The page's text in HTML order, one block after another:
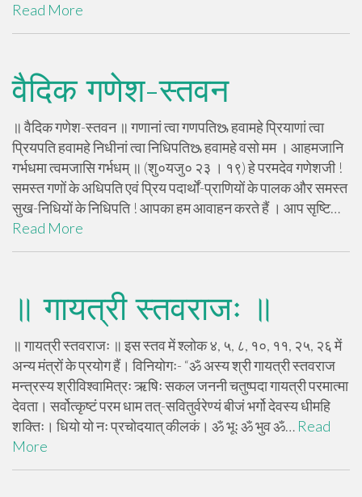
Read More
वैदिक गणेश-स्तवन
॥ वैदिक गणेश-स्तवन ॥ गणानां त्वा गणपतिᳬ हवामहे प्रियाणां त्वा
प्रियपति हवामहे निधीनां त्वा निधिपतिᳬ हवामहे वसो मम । आहमजानि
गर्भधमा त्वमजासि गर्भधम् ॥ (शु०यजु० २३ । १९) हे परमदेव गणेशजी !
समस्त गणों के अधिपति एवं प्रिय पदार्थों-प्राणियों के पालक और समस्त
सुख-निधियों के निधिपति ! आपका हम आवाहन करते हैं । आप सृष्टि…
Read More
॥ गायत्री स्तवराजः ॥
॥ गायत्री स्तवराजः ॥ इस स्तव में श्लोक ४, ५, ८, १०, ११, २५, २६ में
अन्य मंत्रों के प्रयोग हैं। विनियोगः- “ॐ अस्य श्री गायत्री स्तवराज
मन्त्रस्य श्रीविश्वामित्रः ऋषिः सकल जननी चतुष्पदा गायत्री परमात्मा
देवता। सर्वोत्कृष्टं परम धाम तत्-सवितुर्वरेण्यं बीजं भर्गो देवस्य धीमहि
शक्तिः। धियो यो नः प्रचोदयात् कीलकं। ॐ भूः ॐ भुव ॐ… Read
More